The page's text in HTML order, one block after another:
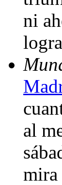
ni
al
mira